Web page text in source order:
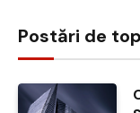
Postări de top